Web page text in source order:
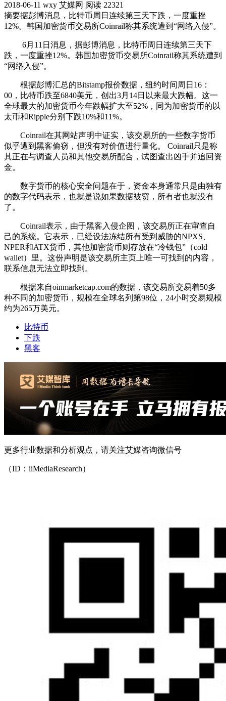
2018-06-11 wxy 艾媒网 阅读 22321
摘要据彭博消息，比特币周日连续第三天下跌，一度重挫
12%。韩国加密货币交易所Coinrail称其系统遭到“网络入侵”。
6月11日消息，据彭博消息，比特币周日连续第三天下
跌，一度重挫12%。韩国加密货币交易所Coinrail称其系统遭到
“网络入侵”。
根据彭博汇总的Bitstamp报价数据，纽约时间周日16：
00，比特币跌至6840美元，创出3月14日以来最大跌幅。这一
全球最大的加密货币今年跌幅扩大至52%，同为加密货币的以
太币和Ripple分别下跌10%和11%。
Coinrail在其网站声明中证实，该交易所的一些数字货币
似乎遭到黑客偷窃，但没有对价值进行量化。 Coinrail只是称
其正在与调查人员和其他交易所配合，试图查出凶手并追回资
金。
数字货币的核心安全问题在于，资金本身通常只是由独有
的数字代码表示，也就是说如果数据被窃，所有者也就没有
了。
Coinrail表示，由于黑客入侵企图，该交易所正在审查自
己的系统。它表示，已经设法冻结所有受到威胁的NPXS、
NPER和ATX货币，其他加密货币则存放在“冷钱包”（cold
wallet）里。这份声明是该交易所主页上唯一可找到的内容，
联系信息无法立即找到。
根据来自oinmarketcap.com的数据，该交易所交易着50多
种不同的加密货币，规模在全球名列第98位，24小时交易规模
约为265万美元。
比特币
下跌
黑客
更多行业数据和分析观点，请关注艾媒咨询微信号
（ID：iiMediaResearch）